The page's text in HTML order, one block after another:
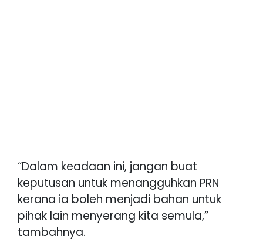
“Dalam keadaan ini, jangan buat
keputusan untuk menangguhkan PRN
kerana ia boleh menjadi bahan untuk
pihak lain menyerang kita semula,”
tambahnya.